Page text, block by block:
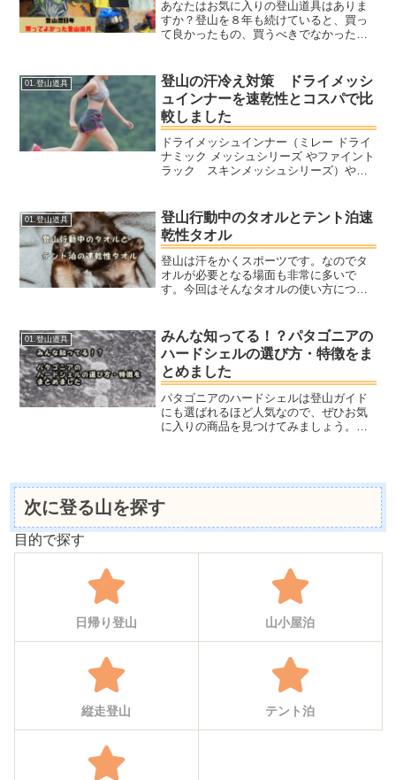
あなたはお気に入りの登山道具はありま
すか？登山を８年も続けていると、買っ
て良かったもの、買うべきでなかったも
介します。単なる紹介で済ませず、皆さ
んの道具選びに役立つポイ...
01.登山道具
登山の汗冷え対策 ドライメッシ
ュインナーを速乾性とコスパで比
較しました
ドライメッシュインナー（ミレー ドライ
ナミック メッシュシリーズ やファイント
ラック スキンメッシュシリーズ）やそ
01.登山道具
登山行動中のタオルとテント泊速
乾性タオル
登山は汗をかくスポーツです。なのでタ
オルが必要となる場面も非常に多いで
す。今回はそんなタオルの使い方につい
01.登山道具
みんな知ってる！？パタゴニアの
ハードシェルの選び方・特徴をま
とめました
パタゴニアのハードシェルは登山ガイド
にも選ばれるほど人気なので、ぜひお気
に入りの商品を見つけてみましょう。ト
もちろんスキーなどのウィンタースポー
ルジャケットです。
次に登る山を探す
目的で探す
日帰り登山 山小屋泊
縦走登山 テント泊